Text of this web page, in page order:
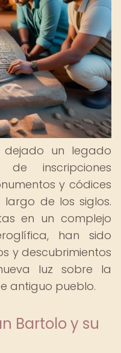
dejado un legado
inscripciones
y códices
de los siglos.
en un complejo
han sido
y descubrimientos
luz sobre la
antiguo pueblo.
Bartolo y su